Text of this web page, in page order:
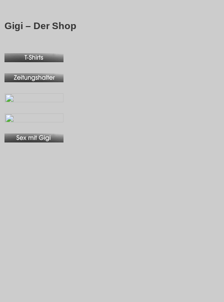
Gigi – Der Shop